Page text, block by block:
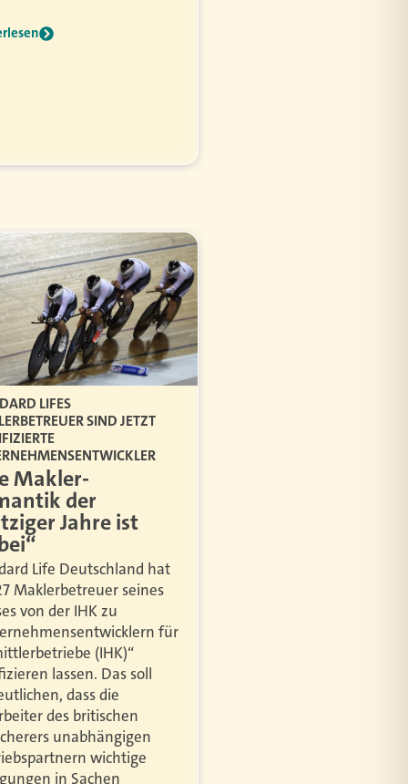
LIFES
SIND JETZT
Makler-
der
Jahre ist
Life Deutschland hat
Maklerbetreuer seines
von der IHK zu
für
(IHK)“
lassen. Das soll
dass die
des britischen
unabhängigen
wichtige
in Sachen